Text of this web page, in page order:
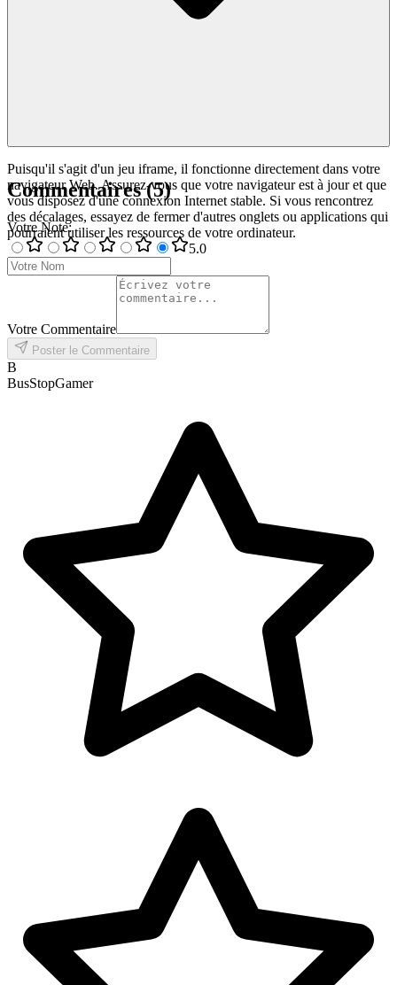
Puisqu'il s'agit d'un jeu iframe, il fonctionne directement dans votre
navigateur Web. Assurez-vous que votre navigateur est à jour et que
vous disposez d'une connexion Internet stable. Si vous rencontrez
des décalages, essayez de fermer d'autres onglets ou applications qui
pourraient utiliser les ressources de votre ordinateur.
Commentaires(5)
Votre Note:
5.0
Votre Commentaire
Poster le Commentaire
B
BusStopGamer